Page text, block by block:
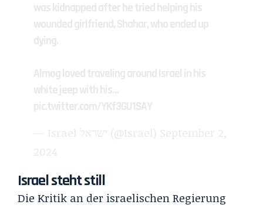
was kidnapped after he tried helping his
wounded girlfriend, Shahar, who ended up
dying.
Almog loved traveling around Israel in his
white jeep with his…
pic.twitter.com/YKf3GU1SAY
— Israel ישראל (@Israel) September 2,
2024
Israel steht still
Die Kritik an der israelischen Regierung